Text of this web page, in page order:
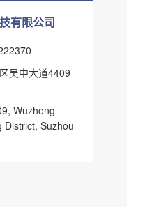
有限公司
吴中大道4409
Wuzhong
District, Suzhou